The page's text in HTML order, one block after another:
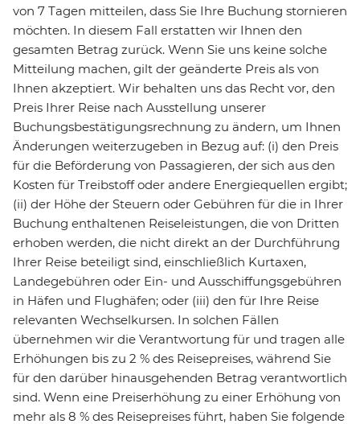
von 7 Tagen mitteilen, dass Sie Ihre Buchung stornieren
möchten. In diesem Fall erstatten wir Ihnen den
gesamten Betrag zurück. Wenn Sie uns keine solche
Mitteilung machen, gilt der geänderte Preis als von
Ihnen akzeptiert. Wir behalten uns das Recht vor, den
Preis Ihrer Reise nach Ausstellung unserer
Buchungsbestätigungsrechnung zu ändern, um Ihnen
Änderungen weiterzugeben in Bezug auf: (i) den Preis
für die Beförderung von Passagieren, der sich aus den
Kosten für Treibstoff oder andere Energiequellen ergibt;
(ii) der Höhe der Steuern oder Gebühren für die in Ihrer
Buchung enthaltenen Reiseleistungen, die von Dritten
erhoben werden, die nicht direkt an der Durchführung
Ihrer Reise beteiligt sind, einschließlich Kurtaxen,
Landegebühren oder Ein- und Ausschiffungsgebühren
in Häfen und Flughäfen; oder (iii) den für Ihre Reise
relevanten Wechselkursen. In solchen Fällen
übernehmen wir die Verantwortung für und tragen alle
Erhöhungen bis zu 2 % des Reisepreises, während Sie
für den darüber hinausgehenden Betrag verantwortlich
sind. Wenn eine Preiserhöhung zu einer Erhöhung von
mehr als 8 % des Reisepreises führt, haben Sie folgende